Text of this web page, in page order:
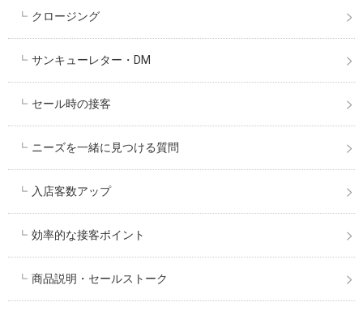
クロージング
サンキューレター・DM
セール時の接客
ニーズを一緒に見つける質問
入店客数アップ
効率的な接客ポイント
商品説明・セールストーク